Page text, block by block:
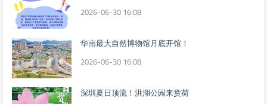
2026-06-30 16:08
华南最大自然博物馆月底开馆！
2026-06-30 16:08
深圳夏日顶流！洪湖公园来赏荷